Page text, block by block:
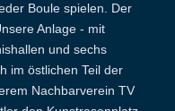
Boule spielen. Der
Anlage - mit
und sechs
im östlichen Teil der
Nachbarverein TV